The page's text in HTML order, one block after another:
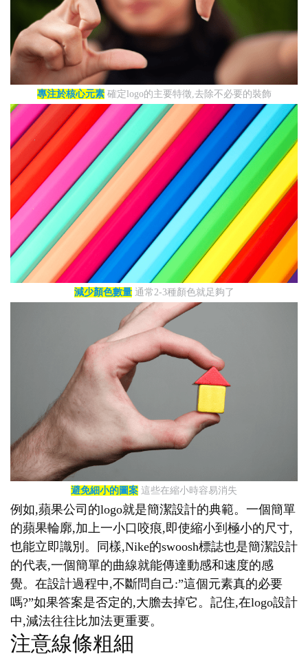
專注於核心元素確定logo的主要特徵,去除不必要的裝飾
減少顏色數量通常2-3種顏色就足夠了
避免細小的圖案 這些在縮小時容易消失
例如,蘋果公司的logo就是簡潔設計的典範。一個簡單
的蘋果輪廓,加上一小口咬痕,即使縮小到極小的尺寸,
也能立即識別。同樣,Nike的swoosh標誌也是簡潔設計
的代表,一個簡單的曲線就能傳達動感和速度的感
覺。在設計過程中,不斷問自己:”這個元素真的必要
嗎?”如果答案是否定的,大膽去掉它。記住,在logo設計
中,減法往往比加法更重要。
注意線條粗細